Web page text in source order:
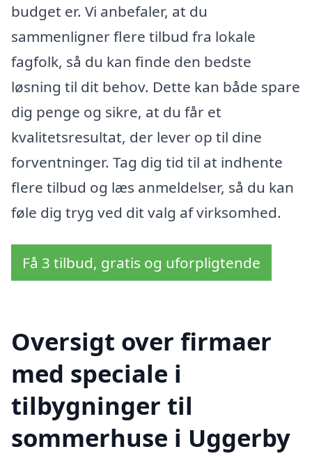
budget er. Vi anbefaler, at du
sammenligner flere tilbud fra lokale
fagfolk, så du kan finde den bedste
løsning til dit behov. Dette kan både spare
dig penge og sikre, at du får et
kvalitetsresultat, der lever op til dine
forventninger. Tag dig tid til at indhente
flere tilbud og læs anmeldelser, så du kan
føle dig tryg ved dit valg af virksomhed.
Få 3 tilbud, gratis og uforpligtende
Oversigt over firmaer
med speciale i
tilbygninger til
sommerhuse i Uggerby